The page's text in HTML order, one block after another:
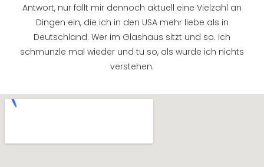
Antwort, nur fällt mir dennoch aktuell eine Vielzahl an
Dingen ein, die ich in den USA mehr liebe als in
Deutschland. Wer im Glashaus sitzt und so. Ich
schmunzle mal wieder und tu so, als würde ich nichts
verstehen.